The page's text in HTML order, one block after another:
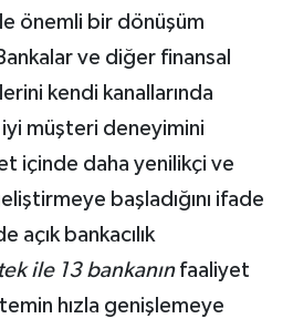
önemli bir dönüşüm
ve diğer finansal
kendi kanallarında
müşteri deneyimini
içinde daha yenilikçi ve
başladığını ifade
açık bankacılık
ile 13 bankanınfaaliyet
hızla genişlemeye